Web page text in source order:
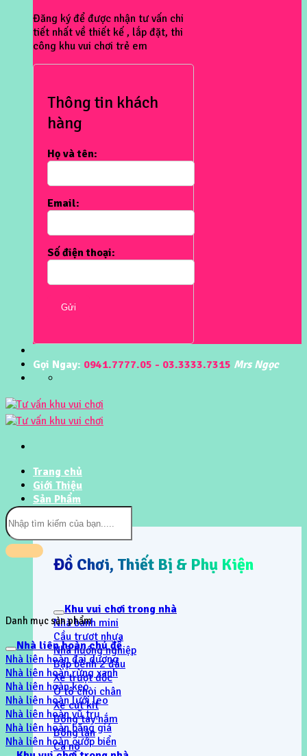
Đăng ký để được nhận tư vấn chi
tiết nhất về thiết kế , lắp đặt, thi
công khu vui chơi trẻ em
Thông tin khách
hàng
Họ và tên:
Email:
Số điện thoại:
Gửi
Gọi Ngay: 0941.7777.05 - 03.3333.7315 Mrs Ngọc
Trang chủ
Giới Thiệu
Sản Phẩm
Đồ Chơi, Thiết Bị & Phụ Kiện
Khu vui chơi trong nhà
Nhà banh mini
Cầu trươt nhựa
Nhà hướng nghiệp
Bập bênh 2 đầu
Xe trượt dốc
Ô tô chòi chân
Xe cút kít
Bóng tay nắm
Bóng lăn
Ca nô
Tìm
kiếm:
Danh mục sản phẩm
Nhà liên hoàn chủ đề
Nhà liên hoàn đại dương
Nhà liên hoàn rừng xanh
Nhà liên hoàn kẹo
Nhà liên hoàn lưới leo
Nhà liên hoàn vũ trụ
Nhà liên hoàn băng giá
Nhà liên hoàn cướp biển